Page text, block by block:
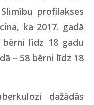
profilakses
ka 2017. gadā
līdz 18 gadu
– 58 bērni līdz 18
dažādās